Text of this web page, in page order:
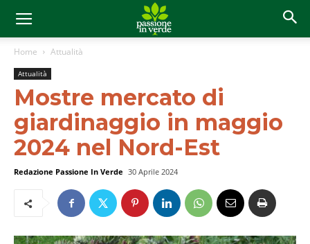
Home Attualità
Attualità
Mostre mercato di
giardinaggio in maggio
2024 nel Nord-Est
Redazione Passione In Verde 30 Aprile 2024